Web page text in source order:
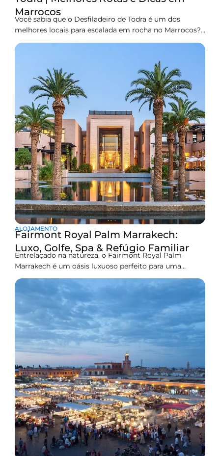
Marrocos
Você sabia que o Desfiladeiro de Todra é um dos
melhores locais para escalada em rocha no Marrocos?
Situado nas Montanhas Atlas, é uma característica
natural incrível que é verdadeiramente notável,
atraindo escaladores de todos os cantos do mundo.
Você está entediado com a rotina urbana e procurando
uma fuga
ALOJAMENTO
Fairmont Royal Palm Marrakech:
Luxo, Golfe, Spa & Refúgio Familiar
Entrelaçado na natureza, o Fairmont Royal Palm
Marrakech é um oásis luxuoso perfeito para uma
escapada marroquina.Belamente projetado e
harmoniosamente ligado à natureza, o Fairmont Royal
Palm Marrakech é muito mais do que apenas um hotel;
fica a apenas 20 minutos do centro da cidade. Você vai
adorar este destino